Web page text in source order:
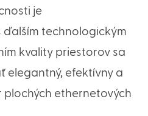
je
ďalším technologickým
kvality priestorov sa
elegantný, efektívny a
ethernetových